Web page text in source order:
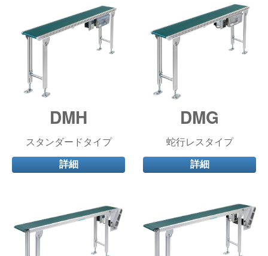
バンニング・デバンニングシステム
バーチカル装置（垂直搬送機）
周辺機器
プライバシーポリシー
DMH
スタンダードタイプ
詳細
DMG
蛇行レスタイプ
詳細